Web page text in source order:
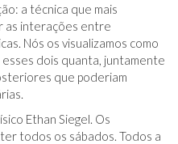
a técnica que mais
as interações entre
Nós os visualizamos como
dois quanta, juntamente
que poderiam
Ethan Siegel. Os
todos os sábados. Todos a